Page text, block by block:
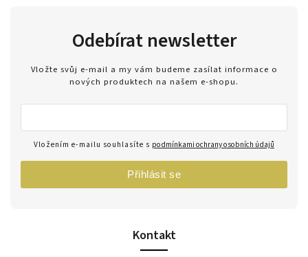
Kontakt
Odebírat newsletter
Vložte svůj e-mail a my vám budeme zasílat informace o
nových produktech na našem e-shopu.
Vložením e-mailu souhlasíte s podmínkami ochrany osobních údajů
Přihlásit se